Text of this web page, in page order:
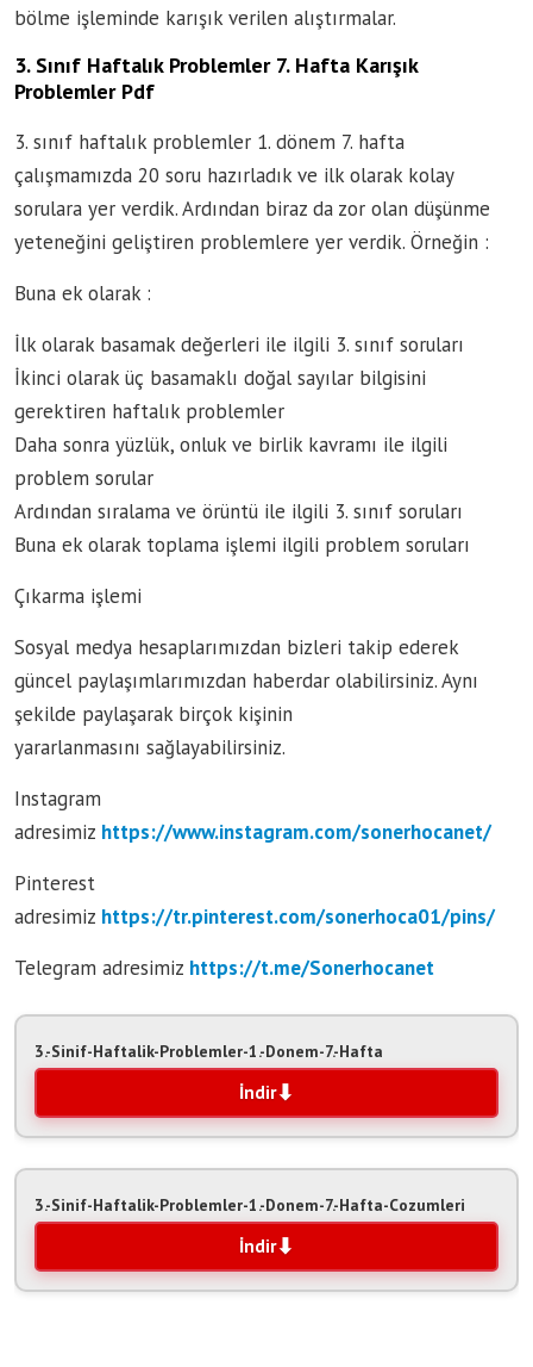
bölme işleminde karışık verilen alıştırmalar.
3. Sınıf Haftalık Problemler 7. Hafta Karışık
Problemler Pdf
3. sınıf haftalık problemler 1. dönem 7. hafta
çalışmamızda 20 soru hazırladık ve ilk olarak kolay
sorulara yer verdik. Ardından biraz da zor olan düşünme
yeteneğini geliştiren problemlere yer verdik. Örneğin :
Buna ek olarak :
İlk olarak basamak değerleri ile ilgili 3. sınıf soruları
İkinci olarak üç basamaklı doğal sayılar bilgisini
gerektiren haftalık problemler
Daha sonra yüzlük, onluk ve birlik kavramı ile ilgili
problem sorular
Ardından sıralama ve örüntü ile ilgili 3. sınıf soruları
Buna ek olarak toplama işlemi ilgili problem soruları
Çıkarma işlemi
Sosyal medya hesaplarımızdan bizleri takip ederek
güncel paylaşımlarımızdan haberdar olabilirsiniz. Aynı
şekilde paylaşarak birçok kişinin
yararlanmasını sağlayabilirsiniz.
Instagram
adresimiz https://www.instagram.com/sonerhocanet/
Pinterest
adresimiz https://tr.pinterest.com/sonerhoca01/pins/
Telegram adresimiz https://t.me/Sonerhocanet
3.-Sinif-Haftalik-Problemler-1.-Donem-7.-Hafta
İndir
3.-Sinif-Haftalik-Problemler-1.-Donem-7.-Hafta-Cozumleri
İndir